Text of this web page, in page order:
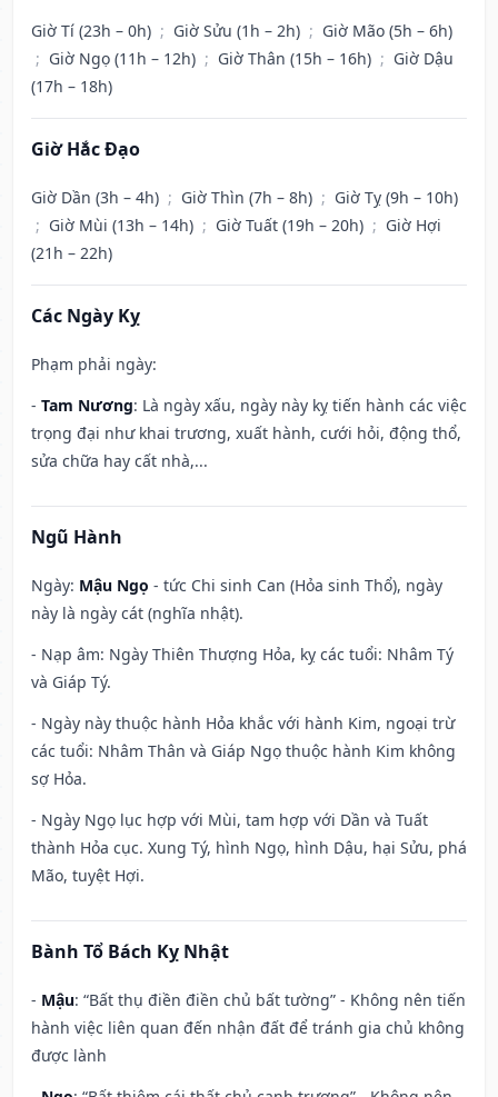
Giờ Tí (23h – 0h) ; Giờ Sửu (1h – 2h) ; Giờ Mão (5h – 6h)
; Giờ Ngọ (11h – 12h) ; Giờ Thân (15h – 16h) ; Giờ Dậu
(17h – 18h)
Giờ Hắc Đạo
Giờ Dần (3h – 4h) ; Giờ Thìn (7h – 8h) ; Giờ Tỵ (9h – 10h)
; Giờ Mùi (13h – 14h) ; Giờ Tuất (19h – 20h) ; Giờ Hợi
(21h – 22h)
Các Ngày Kỵ
Phạm phải ngày:
- Tam Nương: Là ngày xấu, ngày này kỵ tiến hành các việc
trọng đại như khai trương, xuất hành, cưới hỏi, động thổ,
sửa chữa hay cất nhà,...
Ngũ Hành
Ngày: Mậu Ngọ - tức Chi sinh Can (Hỏa sinh Thổ), ngày
này là ngày cát (nghĩa nhật).
- Nạp âm: Ngày Thiên Thượng Hỏa, kỵ các tuổi: Nhâm Tý
và Giáp Tý.
- Ngày này thuộc hành Hỏa khắc với hành Kim, ngoại trừ
các tuổi: Nhâm Thân và Giáp Ngọ thuộc hành Kim không
sợ Hỏa.
- Ngày Ngọ lục hợp với Mùi, tam hợp với Dần và Tuất
thành Hỏa cục. Xung Tý, hình Ngọ, hình Dậu, hại Sửu, phá
Mão, tuyệt Hợi.
Bành Tổ Bách Kỵ Nhật
- Mậu: “Bất thụ điền điền chủ bất tường” - Không nên tiến
hành việc liên quan đến nhận đất để tránh gia chủ không
được lành